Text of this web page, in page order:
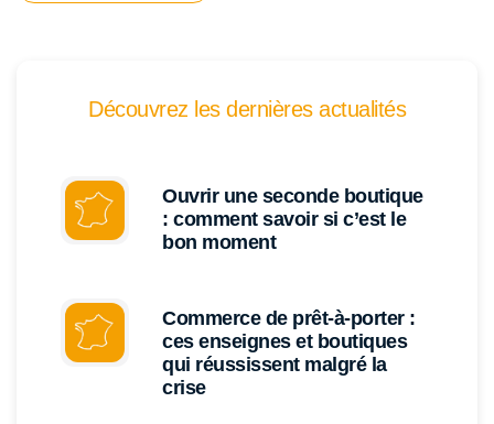
Découvrez les dernières actualités
Ouvrir une seconde boutique
: comment savoir si c’est le
bon moment
Commerce de prêt-à-porter :
ces enseignes et boutiques
qui réussissent malgré la
crise